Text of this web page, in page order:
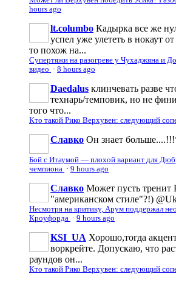
hours ago
lt.columbo Кадырка все же
успел уже улететь в нокаут
то похож на...
Супертяжи на разогреве у Чухаджяна и
видео · 8 hours ago
Daedalus клинчевать разве
технарь/темповик, но не
того что...
Кто такой Рико Верхувен: следующий
Славко Он знает
Бой с Итаумой — плохой вариант для
чемпиона · 9 hours ago
Славко Может пусть тренит
"американском стиле"?!)
Несмотря на критику, Арум поддержал
Кроуфорда · 9 hours ago
KSI_UA Хорошо,тогда
воркрейте. Допускаю, что
раундов он...
Кто такой Рико Верхувен: следующий